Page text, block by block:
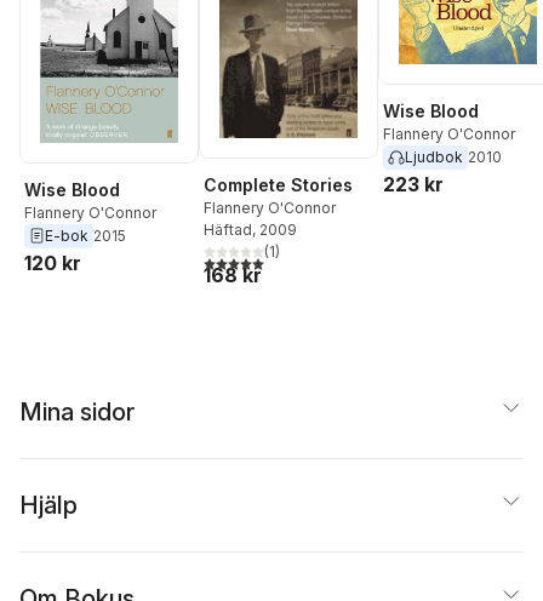
Wise Blood
Flannery O'Connor
E-bok 2015
120 kr
Complete Stories
Flannery O'Connor
Häftad, 2009
5,0utav 5 stjärnor. Totalt antal röster:
(1)
168 kr
Wise Blood
Flannery O'Connor
Ljudbok 2010
223 kr
Mina sidor
Hjälp